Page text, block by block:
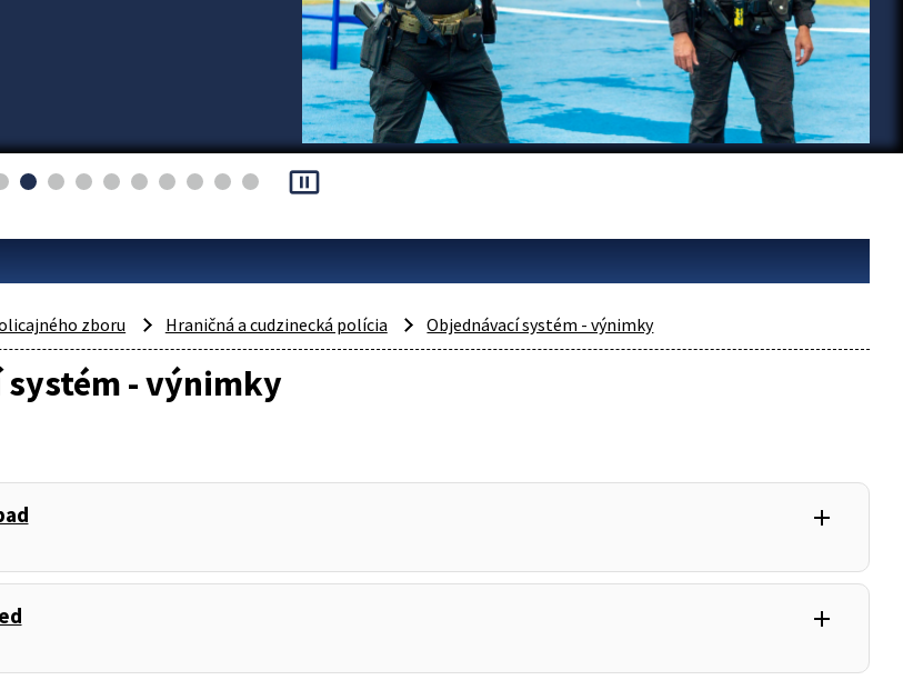
pause_presentation
zboru Hraničná a cudzinecká polícia Objednávací systém - výnimky
systém - výnimky
add
add